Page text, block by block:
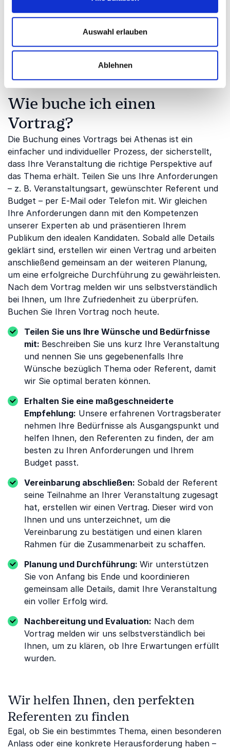
Auswahl erlauben
Ablehnen
Innovationsworkshop
Kontaktieren Sie uns und buchen Sie noch heute
Wie buche ich einen
Vortrag?
Die Buchung eines Vortrags bei Athenas ist ein
einfacher und individueller Prozess, der sicherstellt,
dass Ihre Veranstaltung die richtige Perspektive auf
das Thema erhält. Teilen Sie uns Ihre Anforderungen
– z. B. Veranstaltungsart, gewünschter Referent und
Budget – per E-Mail oder Telefon mit. Wir gleichen
Ihre Anforderungen dann mit den Kompetenzen
unserer Experten ab und präsentieren Ihrem
Publikum den idealen Kandidaten. Sobald alle Details
geklärt sind, erstellen wir einen Vertrag und arbeiten
anschließend gemeinsam an der weiteren Planung,
um eine erfolgreiche Durchführung zu gewährleisten.
Nach dem Vortrag melden wir uns selbstverständlich
bei Ihnen, um Ihre Zufriedenheit zu überprüfen.
Buchen Sie Ihren Vortrag noch heute.
Teilen Sie uns Ihre Wünsche und Bedürfnisse
mit: Beschreiben Sie uns kurz Ihre Veranstaltung
und nennen Sie uns gegebenenfalls Ihre
Wünsche bezüglich Thema oder Referent, damit
wir Sie optimal beraten können.
Erhalten Sie eine maßgeschneiderte
Empfehlung: Unsere erfahrenen Vortragsberater
nehmen Ihre Bedürfnisse als Ausgangspunkt und
helfen Ihnen, den Referenten zu finden, der am
besten zu Ihren Anforderungen und Ihrem
Budget passt.
Vereinbarung abschließen: Sobald der Referent
seine Teilnahme an Ihrer Veranstaltung zugesagt
hat, erstellen wir einen Vertrag. Dieser wird von
Ihnen und uns unterzeichnet, um die
Vereinbarung zu bestätigen und einen klaren
Rahmen für die Zusammenarbeit zu schaffen.
Planung und Durchführung: Wir unterstützen
Sie von Anfang bis Ende und koordinieren
gemeinsam alle Details, damit Ihre Veranstaltung
ein voller Erfolg wird.
Nachbereitung und Evaluation: Nach dem
Vortrag melden wir uns selbstverständlich bei
Ihnen, um zu klären, ob Ihre Erwartungen erfüllt
wurden.
Wir helfen Ihnen, den perfekten
Referenten zu finden
Egal, ob Sie ein bestimmtes Thema, einen besonderen
Anlass oder eine konkrete Herausforderung haben –